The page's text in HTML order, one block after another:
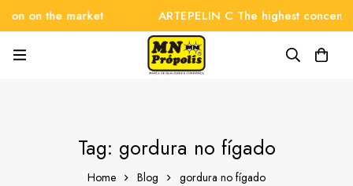
on the market ARTEPELIN C The highest
Tag: gordura no fígado
Home Blog gordura no fígado